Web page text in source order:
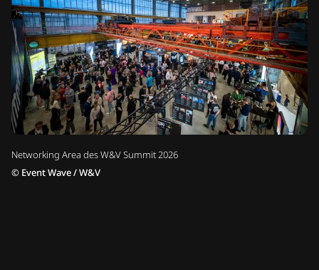
Networking Area des W&V Summit 2026
© Event Wave / W&V